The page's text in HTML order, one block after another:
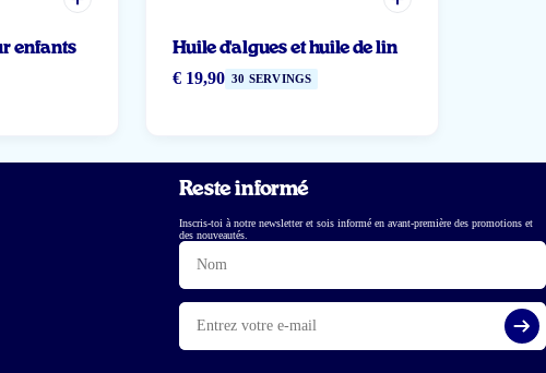
enfants Huile d'algues et huile de lin
€ 19,90 30 SERVINGS
Reste informé
Inscris-toi à notre newsletter et sois informé en avant-première des promotions et
des nouveautés.
Nom
E-
mail